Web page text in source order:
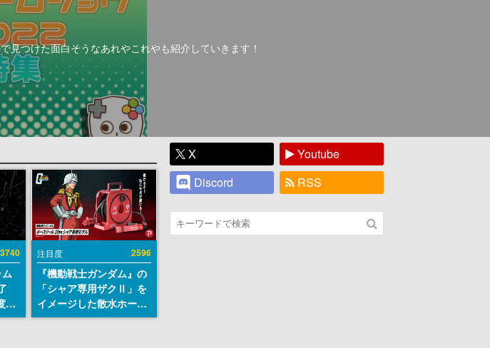
見つけた面白そうなあれやこれやも紹介していきます！
3740 注目度 2596
『機動戦士ガンダム』の
「シャア専用ザクⅡ」を
イメージした散水ホース
リールが予約開始。本体
X
Youtube
Discord
RSS